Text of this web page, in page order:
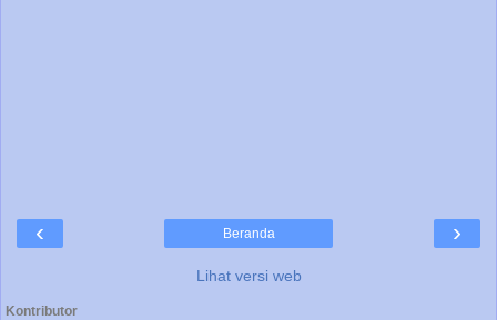
‹ ›
Beranda
Lihat versi web
Kontributor